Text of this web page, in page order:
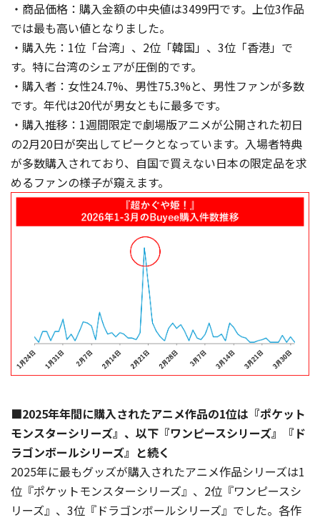
・商品価格：購入金額の中央値は3499円です。上位3作品
では最も高い値となりました。
・購入先：1位「台湾」、2位「韓国」、3位「香港」で
す。特に台湾のシェアが圧倒的です。
・購入者：女性24.7%、男性75.3%と、男性ファンが多数
です。年代は20代が男女ともに最多です。
・購入推移：1週間限定で劇場版アニメが公開された初日
の2月20日が突出してピークとなっています。入場者特典
が多数購入されており、自国で買えない日本の限定品を求
めるファンの様子が窺えます。
■2025年年間に購入されたアニメ作品の1位は『ポケット
モンスターシリーズ』、以下『ワンピースシリーズ』『ド
ラゴンボールシリーズ』と続く
2025年に最もグッズが購入されたアニメ作品シリーズは1
位『ポケットモンスターシリーズ』、2位『ワンピースシ
リーズ』、3位『ドラゴンボールシリーズ』でした。各作